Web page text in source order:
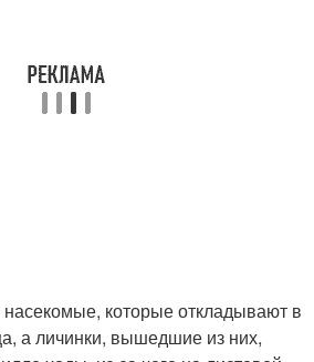
которые откладывают в
а личинки, вышедшие из них,